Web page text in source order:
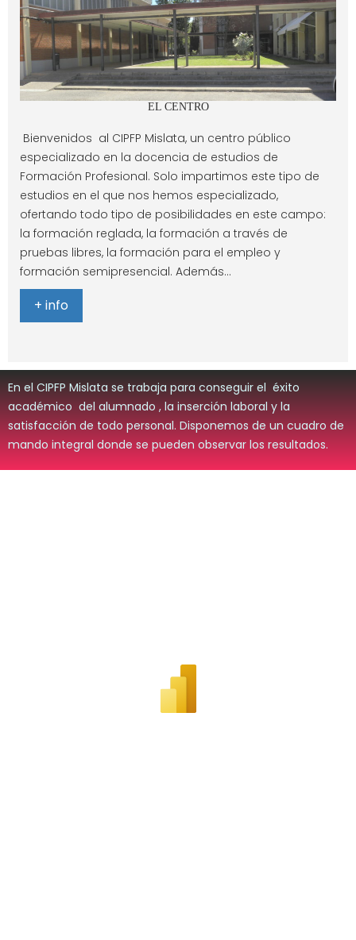
EL CENTRO
Bienvenidos al CIPFP Mislata, un centro público
especializado en la docencia de estudios de
Formación Profesional. Solo impartimos este tipo de
estudios en el que nos hemos especializado,
ofertando todo tipo de posibilidades en este campo:
la formación reglada, la formación a través de
pruebas libres, la formación para el empleo y
formación semipresencial. Además…
+ info
En el CIPFP Mislata se trabaja para conseguir el éxito
académico del alumnado , la inserción laboral y la
satisfacción de todo personal. Disponemos de un cuadro de
mando integral donde se pueden observar los resultados.